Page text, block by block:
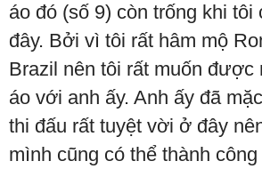
áo đó (số 9) còn trống khi tôi
đây. Bởi vì tôi rất hâm mộ
Brazil nên tôi rất muốn được
áo với anh ấy. Anh ấy đã
thi đấu rất tuyệt vời ở đây
mình cũng có thể thành